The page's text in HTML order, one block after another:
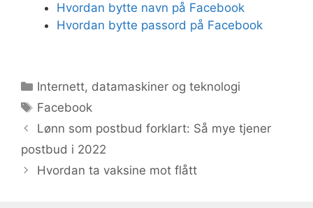
Hvordan bytte navn på Facebook
Hvordan bytte passord på Facebook
Kategorier
Internett, datamaskiner og teknologi
Stikkord
Facebook
Lønn som postbud forklart: Så mye tjener
postbud i 2022
Hvordan ta vaksine mot flått